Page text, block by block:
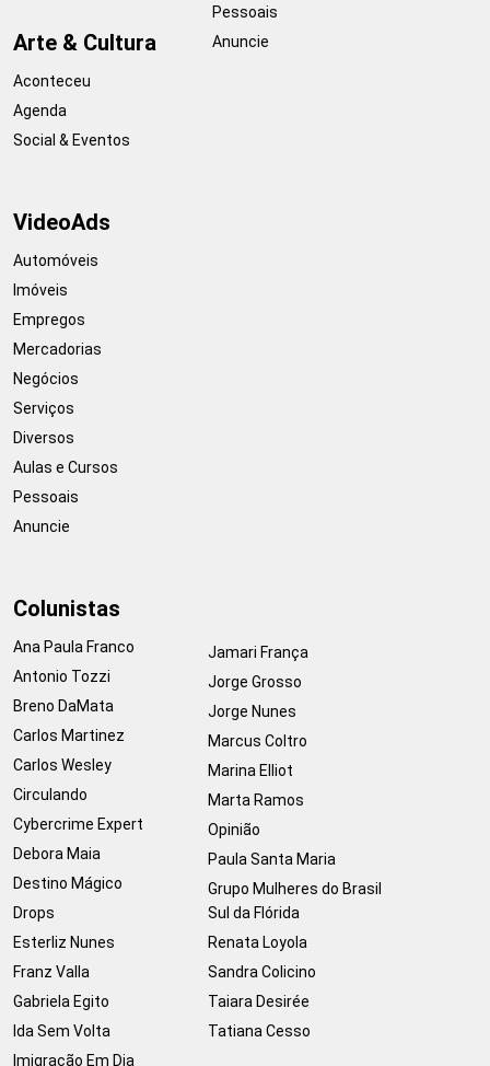
Arte & Cultura
Aconteceu
Agenda
Social & Eventos
Pessoais
Anuncie
VideoAds
Automóveis
Imóveis
Empregos
Mercadorias
Negócios
Serviços
Diversos
Aulas e Cursos
Pessoais
Anuncie
Colunistas
Ana Paula Franco
Antonio Tozzi
Breno DaMata
Carlos Martinez
Carlos Wesley
Circulando
Cybercrime Expert
Debora Maia
Destino Mágico
Drops
Esterliz Nunes
Franz Valla
Gabriela Egito
Ida Sem Volta
Imigração Em Dia
Jamari França
Jorge Grosso
Jorge Nunes
Marcus Coltro
Marina Elliot
Marta Ramos
Opinião
Paula Santa Maria
Grupo Mulheres do Brasil
Sul da Flórida
Renata Loyola
Sandra Colicino
Taiara Desirée
Tatiana Cesso